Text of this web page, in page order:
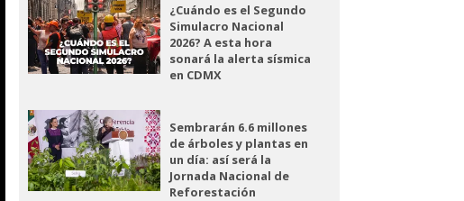
¿Cuándo es el Segundo
Simulacro Nacional
2026? A esta hora
sonará la alerta sísmica
en CDMX
Sembrarán 6.6 millones
de árboles y plantas en
un día: así será la
Jornada Nacional de
Reforestación